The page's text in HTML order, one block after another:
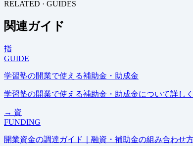
RELATED · GUIDES
関連ガイド
指
GUIDE
学習塾の開業で使える補助金・助成金
学習塾の開業で使える補助金・助成金について詳しく
→ 資
FUNDING
開業資金の調達ガイド｜融資・補助金の組み合わせ